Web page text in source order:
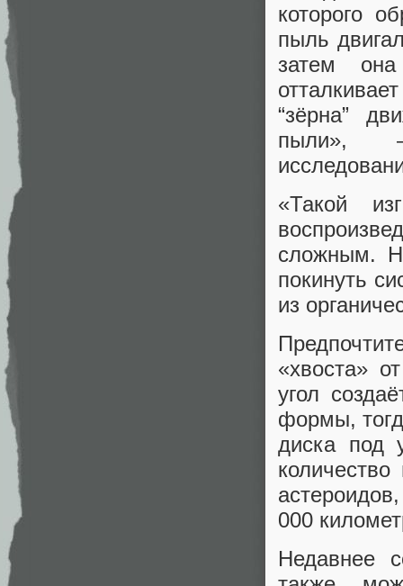
которого
пыль
затем она
“зёрна”
пыли», —
«Такой
сложным.
покинуть
из
«хвоста»
угол
формы,
диска под
000
Недавнее